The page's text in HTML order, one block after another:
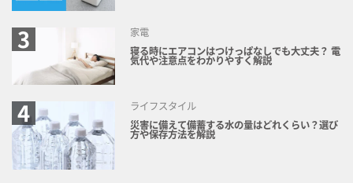
家電
寝る時にエアコンはつけっぱなしでも大丈夫？ 電
気代や注意点をわかりやすく解説
ライフスタイル
災害に備えて備蓄する水の量はどれくらい？選び
方や保存方法を解説